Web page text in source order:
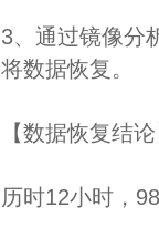
3、通过镜像分
将数据恢复。
【数据恢复结
历时12小时，